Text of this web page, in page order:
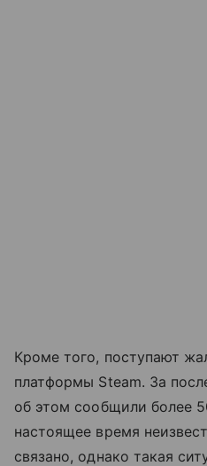
Кроме того, поступают
платформы Steam. За
об этом сообщили более
настоящее время
связано, однако такая